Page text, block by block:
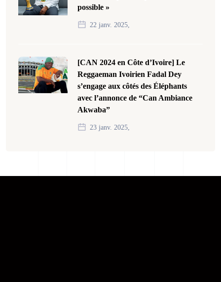
possible »
22 janv. 2025,
[CAN 2024 en Côte d’Ivoire] Le
Reggaeman Ivoirien Fadal Dey
s’engage aux côtés des Éléphants
avec l’annonce de “Can Ambiance
Akwaba”
23 janv. 2025,